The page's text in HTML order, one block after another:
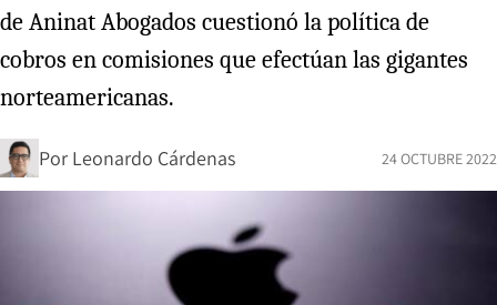
de Aninat Abogados cuestionó la política de
cobros en comisiones que efectúan las gigantes
norteamericanas.
Por Leonardo Cárdenas 24 OCTUBRE 2022